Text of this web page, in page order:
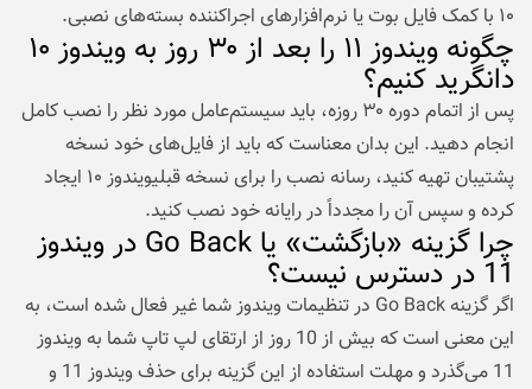
۱۰ با کمک فایل بوت یا نرم‌افزارهای اجراکننده بسته‌های نصبی.
چگونه ویندوز ۱۱ را بعد از ۳۰ روز به ویندوز ۱۰
دانگرید کنیم؟
پس از اتمام دوره ۳۰ روزه، باید سیستم‌عامل مورد نظر را نصب کامل
انجام دهید. این بدان معناست که باید از فایل‌های خود نسخه
پشتیبان تهیه کنید، رسانه نصب را برای نسخه قبلیویندوز ۱۰ ایجاد
کرده و سپس آن را مجدداً در رایانه خود نصب کنید.
چرا گزینه «بازگشت» یا Go Back در ویندوز
11 در دسترس نیست؟
اگر گزینه Go Back در تنظیمات ویندوز شما غیر فعال شده است، به
این معنی است که بیش از 10 روز از ارتقای لپ تاپ شما به ویندوز
11 می‌گذرد و مهلت استفاده از این گزینه برای حذف ویندوز 11 و